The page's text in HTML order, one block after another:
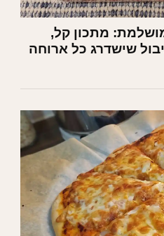
מתכון קל,
שישדרג כל ארוחה